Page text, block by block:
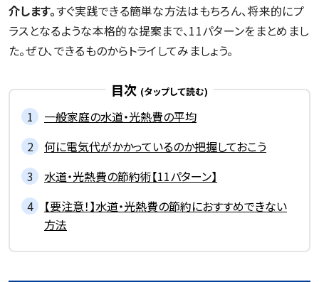
介します。すぐ実践できる簡単な方法はもちろん、将来的にプ
ラスとなるような本格的な提案まで、11パターンをまとめまし
た。ぜひ、できるものからトライしてみましょう。
目次
一般家庭の水道・光熱費の平均
何に電気代がかかっているのか把握しておこう
水道・光熱費の節約術【11パターン】
【要注意！】水道・光熱費の節約におすすめできない
方法